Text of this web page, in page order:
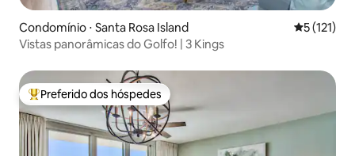
Condomínio ⋅ Santa Rosa Island 5 de uma
5 (121)
Vistas panorâmicas do Golfo! | 3 Kings
Entre os melhores preferidos dos hóspedes
Preferido dos hóspedes